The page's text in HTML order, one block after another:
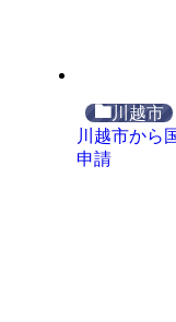
川越市
川越市から
申請